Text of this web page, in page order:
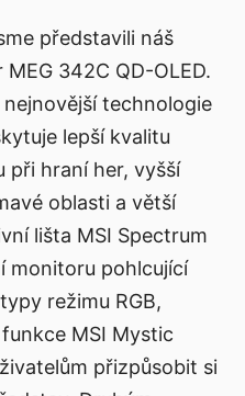
představili náš
342C QD-OLED.
technologie
lepší kvalitu
při hraní her, vyšší
oblasti a větší
lišta MSI Spectrum
monitoru pohlcující
režimu RGB,
MSI Mystic
přizpůsobit si